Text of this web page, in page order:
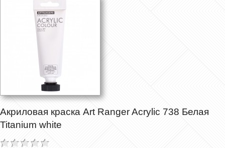
Акриловая краска Art Ranger Acrylic 738 Белая
Titanium white